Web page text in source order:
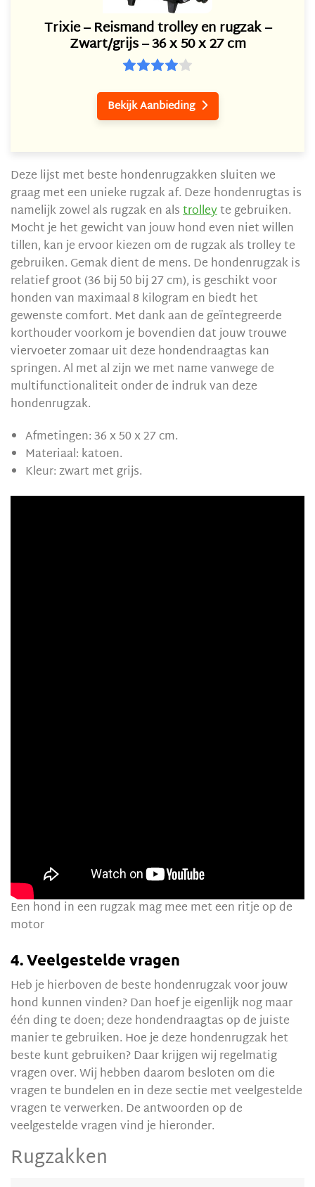
Trixie – Reismand trolley en rugzak –
Zwart/grijs – 36 x 50 x 27 cm
Bekijk Aanbieding 
Deze lijst met beste hondenrugzakken sluiten we
graag met een unieke rugzak af. Deze hondenrugtas is
namelijk zowel als rugzak en alstrolleyte gebruiken.
Mocht je het gewicht van jouw hond even niet willen
tillen, kan je ervoor kiezen om de rugzak als trolley te
gebruiken. Gemak dient de mens. De hondenrugzak is
relatief groot (36 bij 50 bij 27 cm), is geschikt voor
honden van maximaal 8 kilogram en biedt het
gewenste comfort. Met dank aan de geïntegreerde
korthouder voorkom je bovendien dat jouw trouwe
viervoeter zomaar uit deze hondendraagtas kan
springen. Al met al zijn we met name vanwege de
multifunctionaliteit onder de indruk van deze
hondenrugzak.
Afmetingen: 36 x 50 x 27 cm.
Materiaal: katoen.
Kleur: zwart met grijs.
Een hond in een rugzak mag mee met een ritje op de
motor
4. Veelgestelde vragen
Heb je hierboven de beste hondenrugzak voor jouw
hond kunnen vinden? Dan hoef je eigenlijk nog maar
één ding te doen; deze hondendraagtas op de juiste
manier te gebruiken. Hoe je deze hondenrugzak het
beste kunt gebruiken? Daar krijgen wij regelmatig
vragen over. Wij hebben daarom besloten om die
vragen te bundelen en in deze sectie met veelgestelde
vragen te verwerken. De antwoorden op de
veelgestelde vragen vind je hieronder.
Rugzakken